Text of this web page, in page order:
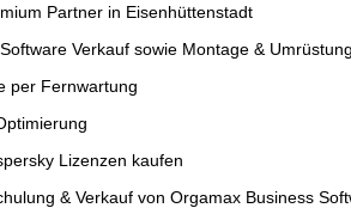
Partner in Eisenhüttenstadt
Verkauf sowie Montage &
per Fernwartung
Lizenzen kaufen
& Verkauf von Orgamax Business